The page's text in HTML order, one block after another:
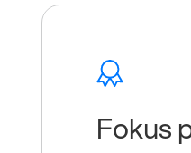
Fokus